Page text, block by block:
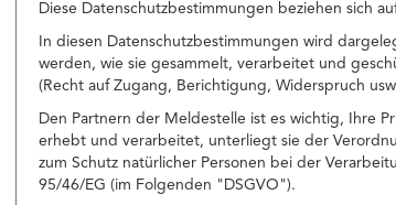
Diese Datenschutzbestimmungen beziehen sich
In diesen Datenschutzbestimmungen wird
werden, wie sie gesammelt, verarbeitet und
(Recht auf Zugang, Berichtigung, Widerspruch
Den Partnern der Meldestelle ist es wichtig, Ihre
erhebt und verarbeitet, unterliegt sie der
zum Schutz natürlicher Personen bei der
95/46/EG (im Folgenden "DSGVO").